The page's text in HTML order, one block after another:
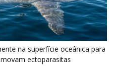
arremessa serpentes contra
nos campos